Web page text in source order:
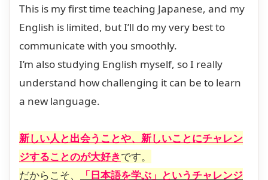
This is my first time teaching Japanese, and my
English is limited, but I’ll do my very best to
communicate with you smoothly.
I’m also studying English myself, so I really
understand how challenging it can be to learn
a new language.
新しい人と出会うことや、新しいことにチャレン
ジすることのが大好きです。
だからこそ、
「日本語を学ぶ」というチャレンジ